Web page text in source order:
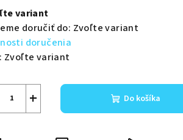
variant
doručiť do: Zvoľte variant
doručenia
Zvoľte variant
+ Do košíka